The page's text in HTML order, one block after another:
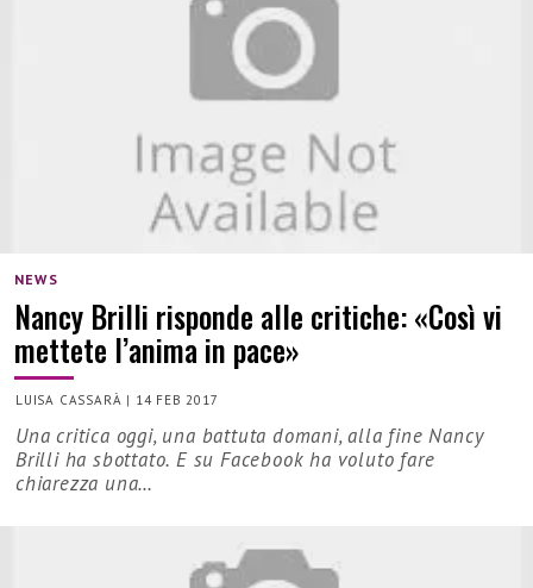
NEWS
Nancy Brilli risponde alle critiche: «Così vi
mettete l’anima in pace»
LUISA CASSARÀ | 14 FEB 2017
Una critica oggi, una battuta domani, alla fine Nancy
Brilli ha sbottato. E su Facebook ha voluto fare
chiarezza una…